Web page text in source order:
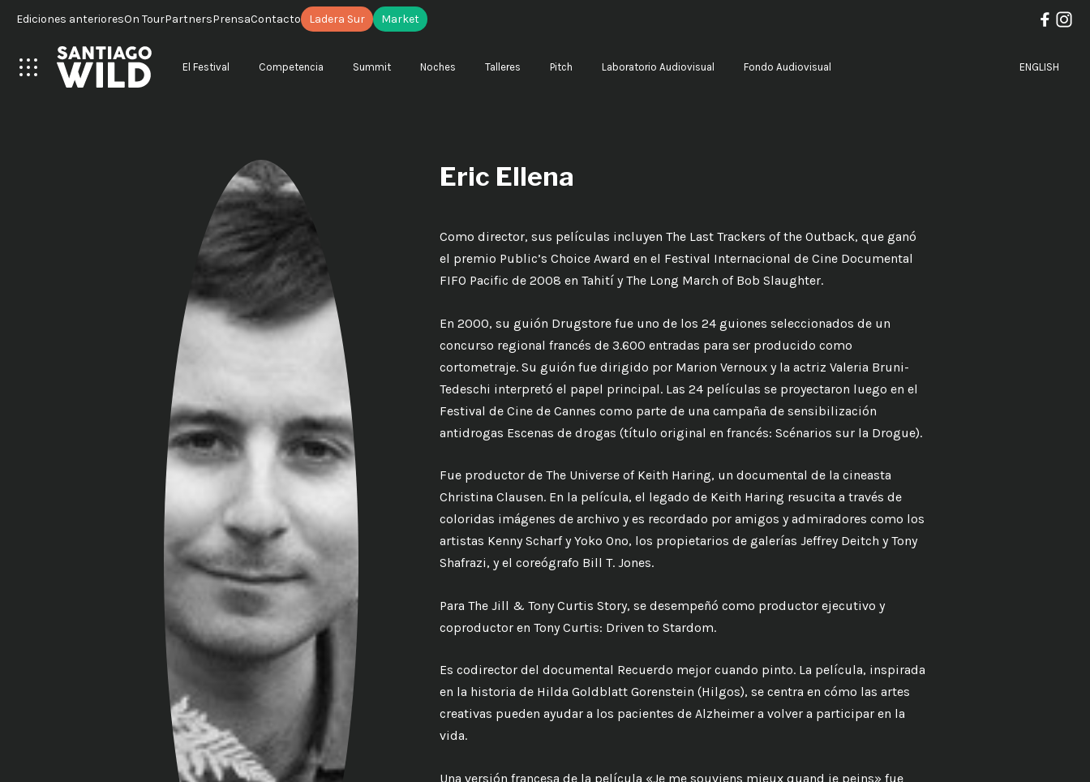
Ediciones anterioresOn TourPartnersPrensaContacto Ladera Sur Market
El Festival Competencia Summit Noches Talleres Pitch Laboratorio Audiovisual Fondo Audiovisual ENGLISH
Eric Ellena
Como director, sus películas incluyen The Last Trackers of the Outback, que ganó
el premio Public’s Choice Award en el Festival Internacional de Cine Documental
FIFO Pacific de 2008 en Tahití y The Long March of Bob Slaughter.
En 2000, su guión Drugstore fue uno de los 24 guiones seleccionados de un
concurso regional francés de 3.600 entradas para ser producido como
cortometraje. Su guión fue dirigido por Marion Vernoux y la actriz Valeria Bruni-
Tedeschi interpretó el papel principal. Las 24 películas se proyectaron luego en el
Festival de Cine de Cannes como parte de una campaña de sensibilización
antidrogas Escenas de drogas (título original en francés: Scénarios sur la Drogue).
Fue productor de The Universe of Keith Haring, un documental de la cineasta
Christina Clausen. En la película, el legado de Keith Haring resucita a través de
coloridas imágenes de archivo y es recordado por amigos y admiradores como los
artistas Kenny Scharf y Yoko Ono, los propietarios de galerías Jeffrey Deitch y Tony
Shafrazi, y el coreógrafo Bill T. Jones.
Para The Jill & Tony Curtis Story, se desempeñó como productor ejecutivo y
coproductor en Tony Curtis: Driven to Stardom.
Es codirector del documental Recuerdo mejor cuando pinto. La película, inspirada
en la historia de Hilda Goldblatt Gorenstein (Hilgos), se centra en cómo las artes
creativas pueden ayudar a los pacientes de Alzheimer a volver a participar en la
vida.
Una versión francesa de la película «Je me souviens mieux quand je peins» fue